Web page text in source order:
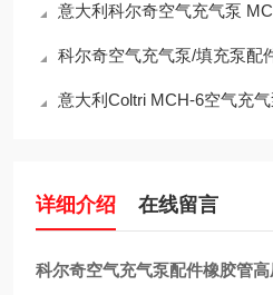
意大利科尔奇空气充气泵
科尔奇空气充气泵/填充泵配
意大利Coltri MCH-6空气充
详细介绍 在线留言
科尔奇空气充气泵配件橡胶管